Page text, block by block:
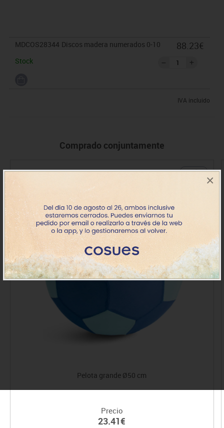
×
MDCOS28344 Discos madera numerados 0-10
Stock
88.23€
IVA incluido
Comprado conjuntamente
+ 3 años
Pelota grande Ø50 cm
Precio
23.41€